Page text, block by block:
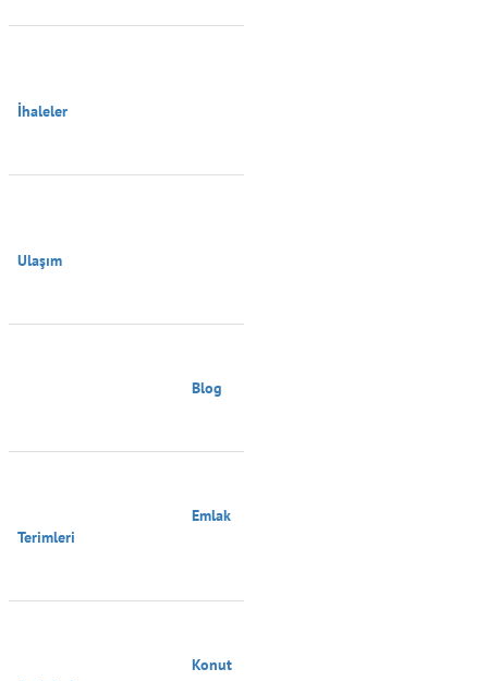
İhaleler
Ulaşım
Terimleri